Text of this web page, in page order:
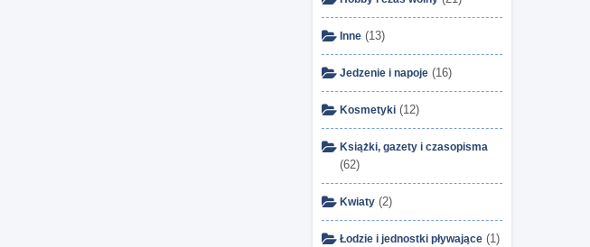
Inne (13)
Jedzenie i napoje (16)
Kosmetyki (12)
Książki, gazety i czasopisma
(62)
Kwiaty (2)
Łodzie i jednostki pływające (1)